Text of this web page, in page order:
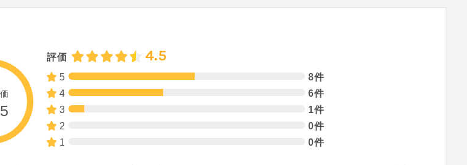
評価 4.5
5
8件
4
6件
3
1件
2
0件
1
0件